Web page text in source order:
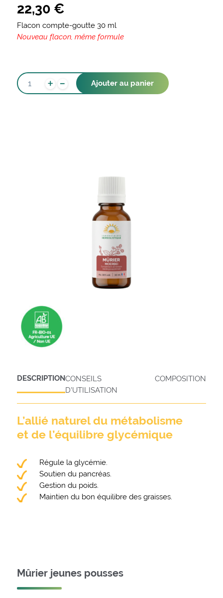
22,30 €
Flacon compte-goutte 30 ml
Nouveau flacon, même formule
QUANTITÉ
DE
+ - Ajouter au panier
DESCRIPTIONCONSEILS
D'UTILISATION
COMPOSITION
L’allié naturel du métabolisme
et de l’équilibre glycémique
Régule la glycémie.
Soutien du pancréas.
Gestion du poids.
Maintien du bon équilibre des graisses.
Mûrier jeunes pousses